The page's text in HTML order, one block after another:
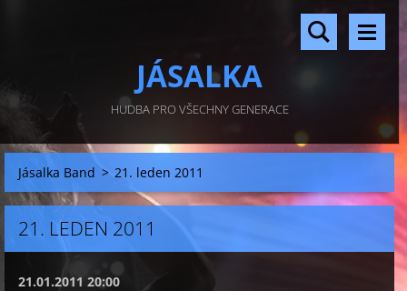
JÁSALKA
HUDBA PRO VŠECHNY GENERACE
Jásalka Band > 21. leden 2011
21. LEDEN 2011
21.01.2011 20:00